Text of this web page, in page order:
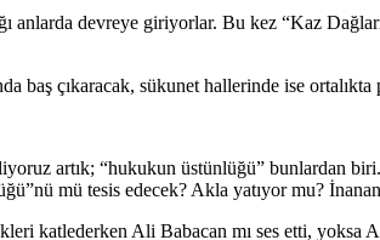
anlarda devreye giriyorlar. Bu kez “Kaz
baş çıkaracak, sükunet hallerinde ise
artık; “hukukun üstünlüğü” bunlardan
mü tesis edecek? Akla yatıyor mu?
katlederken Ali Babacan mı ses etti, yoksa